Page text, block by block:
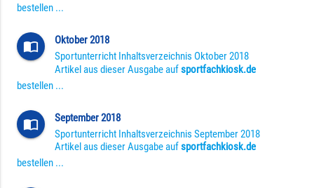
bestellen ...
import_contacts
Oktober 2018
Sportunterricht Inhaltsverzeichnis Oktober 2018
Artikel aus dieser Ausgabe aufsportfachkiosk.de
bestellen ...
import_contacts
September 2018
Sportunterricht Inhaltsverzeichnis September 2018
Artikel aus dieser Ausgabe aufsportfachkiosk.de
bestellen ...